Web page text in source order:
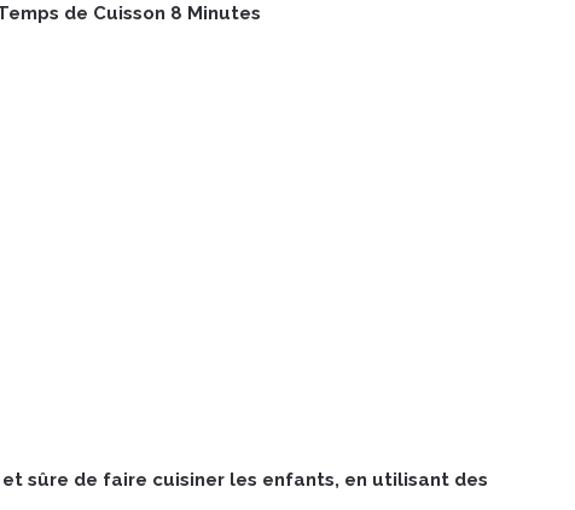
de Cuisson 8 Minutes
sûre de faire cuisiner les enfants, en utilisant des